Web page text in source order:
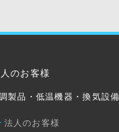
のお客様
製品・低温機器・換気設備
法人のお客様